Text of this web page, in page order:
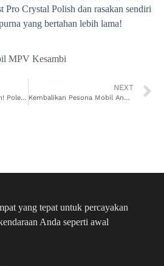
Pro Crystal Polish dan rasakan sendiri
yang bertahan lebih lama!
MPV Kesambi
Tampil Kinclong di Jalan! Poles Mobil MPV Gundih di Bubutan Cuma di Rust Pro Solusinya
NEXT
Kembalikan Pesona Mobil Anda dengan Autodetailing Mobil MPV Pamulang Barat di Pamulang
yang tepat untuk percayakan
Anda seperti awal